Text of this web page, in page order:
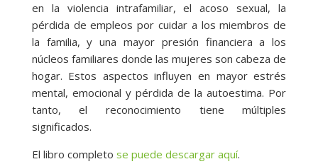
en la violencia intrafamiliar, el acoso sexual, la
pérdida de empleos por cuidar a los miembros de
la familia, y una mayor presión financiera a los
núcleos familiares donde las mujeres son cabeza de
hogar. Estos aspectos influyen en mayor estrés
mental, emocional y pérdida de la autoestima. Por
tanto, el reconocimiento tiene múltiples
significados.
El libro completo se puede descargar aquí.